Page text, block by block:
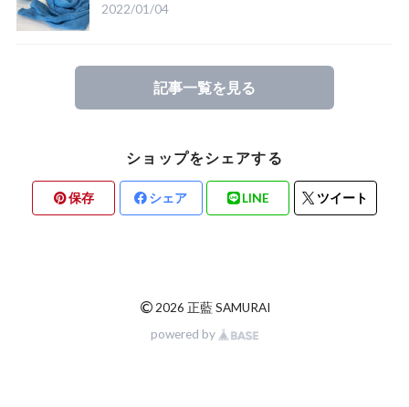
2022/01/04
記事一覧を見る
ショップをシェアする
保存 シェア LINE ツイート
©2026 正藍 SAMURAI
powered by